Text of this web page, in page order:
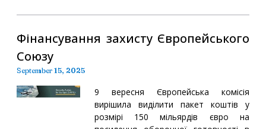
Фінансування захисту Європейського
Союзу
September 15, 2025
9 вересня Європейська комісія
вирішила виділити пакет коштів у
розмірі 150 мільярдів євро на